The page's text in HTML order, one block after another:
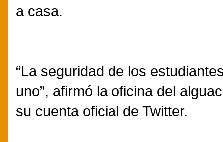
a casa.
“La seguridad de los
uno”, afirmó la oficina del
su cuenta oficial de Twitter.